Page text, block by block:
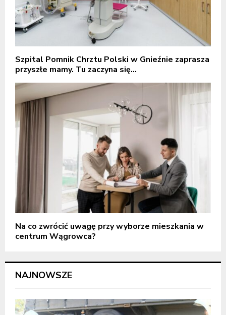
Szpital Pomnik Chrztu Polski w Gnieźnie zaprasza
przyszłe mamy. Tu zaczyna się...
Na co zwrócić uwagę przy wyborze mieszkania w
centrum Wągrowca?
NAJNOWSZE